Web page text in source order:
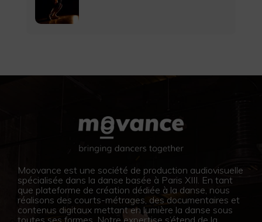
Moovance est une société de production audiovisuelle
spécialisée dans la danse basée à Paris XIII. En tant
que plateforme de création dédiée à la danse, nous
réalisons des courts-métrages, des documentaires et
contenus digitaux mettant en lumière la danse sous